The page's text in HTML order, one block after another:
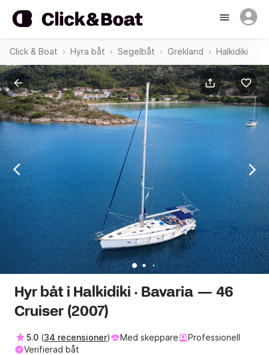
Click & Boat Hyra båt Segelbåt Grekland Halkidiki
Hyr båt i Halkidiki · Bavaria — 46
Cruiser (2007)
5.0 (34 recensioner) Med skeppare
Professionell
Verifierad båt